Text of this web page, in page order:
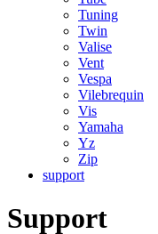
Tuning
Twin
Valise
Vent
Vespa
Vilebrequin
Vis
Yamaha
Yz
Zip
support
Support